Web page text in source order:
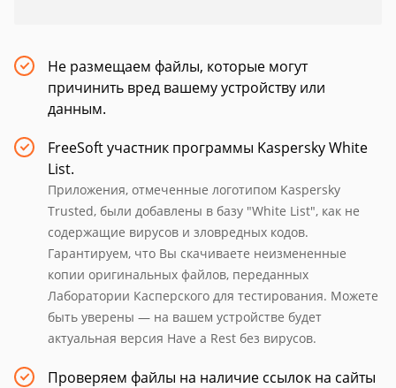
Не размещаем файлы, которые могут
причинить вред вашему устройству или
данным.
FreeSoft участник программы Kaspersky White
List.
Приложения, отмеченные логотипом Kaspersky
Trusted, были добавлены в базу "White List", как не
содержащие вирусов и зловредных кодов.
Гарантируем, что Вы скачиваете неизмененные
копии оригинальных файлов, переданных
Лаборатории Касперского для тестирования. Можете
быть уверены — на вашем устройстве будет
актуальная версия Have a Rest без вирусов.
Проверяем файлы на наличие ссылок на сайты